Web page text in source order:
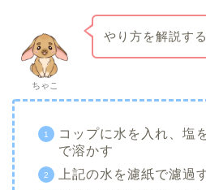
ちゃこ
やり方を解説する
コップに水を入れ、塩
で溶かす
上記の水を濾紙で濾過